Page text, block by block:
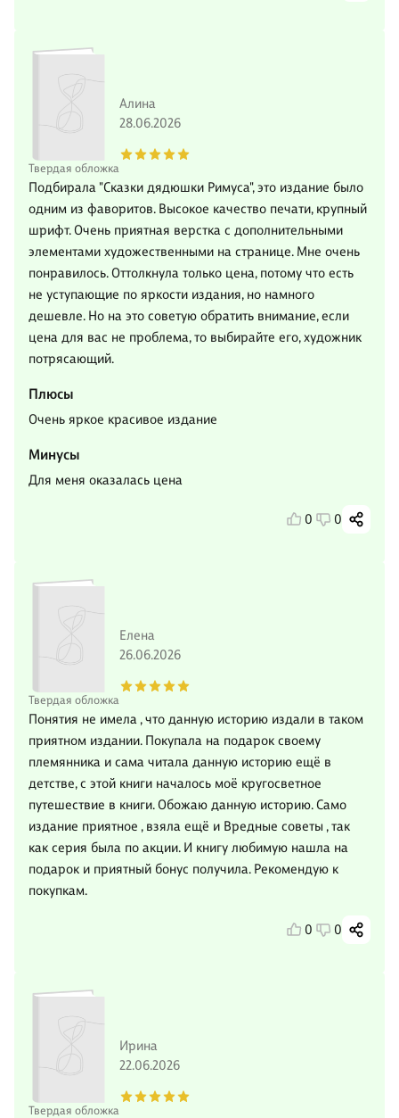
Твердая обложка
Алина
28.06.2026
Подбирала "Сказки дядюшки Римуса", это издание было
одним из фаворитов. Высокое качество печати, крупный
шрифт. Очень приятная верстка с дополнительными
элементами художественными на странице. Мне очень
понравилось. Оттолкнула только цена, потому что есть
не уступающие по яркости издания, но намного
дешевле. Но на это советую обратить внимание, если
цена для вас не проблема, то выбирайте его, художник
потрясающий.
Плюсы
Очень яркое красивое издание
Минусы
Для меня оказалась цена
0 0
Твердая обложка
Елена
26.06.2026
Понятия не имела , что данную историю издали в таком
приятном издании. Покупала на подарок своему
племянника и сама читала данную историю ещё в
детстве, с этой книги началось моё кругосветное
путешествие в книги. Обожаю данную историю. Само
издание приятное , взяла ещё и Вредные советы , так
как серия была по акции. И книгу любимую нашла на
подарок и приятный бонус получила. Рекомендую к
покупкам.
0 0
Твердая обложка
Ирина
22.06.2026